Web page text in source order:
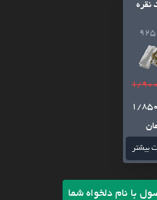
نقره
1/
1/
بیشتر
با نام دلخواه شما